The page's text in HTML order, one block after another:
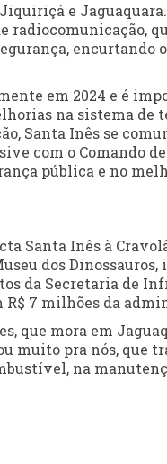
e
encurtando
em 2024 e é
na sistema
Santa Inês se
com o Comando
pública e no
Santa Inês à
dos
da Secretaria de
7 milhões da
que mora em
muito pra nós, que
na